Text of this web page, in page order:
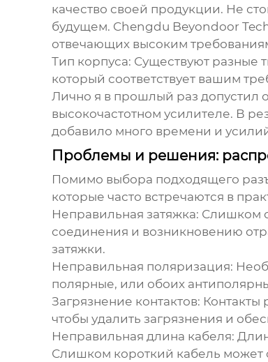
качество своей продукции. Не
будущем. Chengdu Beyondoor
отвечающих высоким
Тип корпуса: Существуют разные
который соответствует вашим
Лично я в прошлый раз допустил
высокочастотном усилителе. В
добавило много времени и
Проблемы и решения:
Помимо выбора подходящего
которые часто встречаются в
Неправильная затяжка: Слишком
соединения и возникновению
затяжки.
Неправильная поляризация:
полярные, или обоих
Загрязнение контактов: Контакты
чтобы удалить загрязнения и
Неправильная длина кабеля:
Слишком короткий кабель может